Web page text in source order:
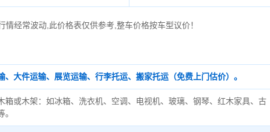
经常波动,此价格表仅供参考,整车价格按车型议价！
大件运输、展览运输、行李托运、搬家托运（免费上门估价）。
箱或木架：如冰箱、洗衣机、空调、电视机、玻璃、钢琴、红木家具、古